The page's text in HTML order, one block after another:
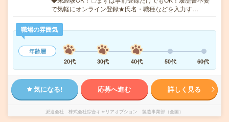
で気軽にオンライン登録★氏名・職種などを入力す…
職場の雰囲気
年齢層
20代
30代 40代 50代 60代
気になる! 応募へ進む 詳しく見る
派遣会社 株式会社綜合キャリアオプション 製造事業部（全国）